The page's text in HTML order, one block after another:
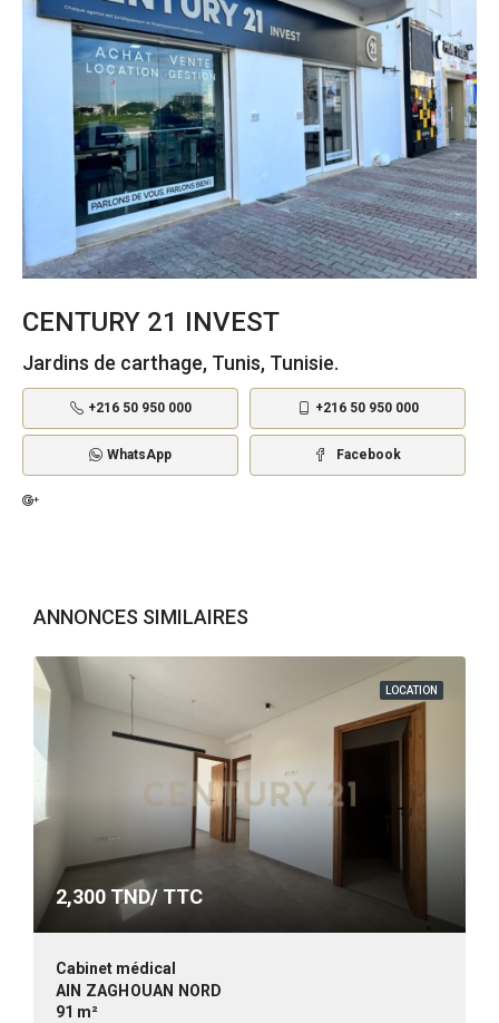
CENTURY 21 INVEST
Jardins de carthage, Tunis, Tunisie.
+216 50 950 000 +216 50 950 000
WhatsApp Facebook
ANNONCES SIMILAIRES
LOCATION
2,300 TND/ TTC
Cabinet médical
AIN ZAGHOUAN NORD
91 m²